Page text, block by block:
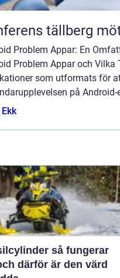
Problem Appar: En
Problem Appar och
som utformats för
på Android-
så fungerar
därför är den värd